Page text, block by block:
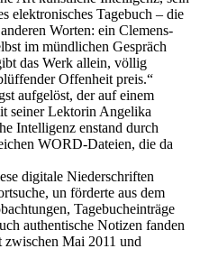
elektronisches Tagebuch – die
Worten: ein Clemens-
im mündlichen Gespräch
das Werk allein, völlig
Offenheit preis.“
aufgelöst, der auf einem
seiner Lektorin Angelika
Intelligenz enstand durch
WORD-Dateien, die da
digitale Niederschriften
un förderte aus dem
Tagebucheinträge
authentische Notizen fanden
zwischen Mai 2011 und